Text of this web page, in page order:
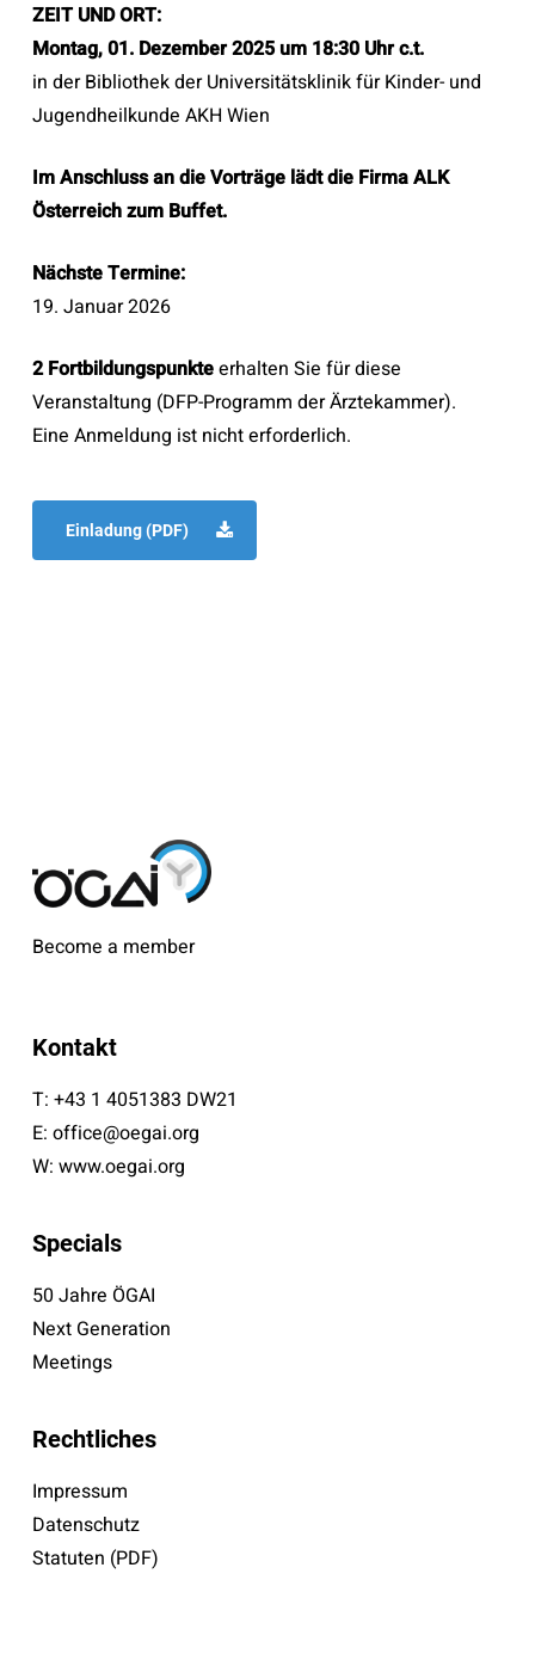
ZEIT UND ORT:
Montag, 01. Dezember 2025 um 18:30 Uhr c.t.
in der Bibliothek der Universitätsklinik für Kinder- und
Jugendheilkunde AKH Wien
Im Anschluss an die Vorträge lädt die Firma ALK
Österreich zum Buffet.
Nächste Termine:
19. Januar 2026
2 Fortbildungspunkteerhalten Sie für diese
Veranstaltung (DFP-Programm der Ärztekammer).
Eine Anmeldung ist nicht erforderlich.
Einladung (PDF)
Become a member
Kontakt
T: +43 1 4051383 DW21
E: office@oegai.org
W: www.oegai.org
Specials
50 Jahre ÖGAI
Next Generation
Meetings
Rechtliches
Impressum
Datenschutz
Statuten (PDF)